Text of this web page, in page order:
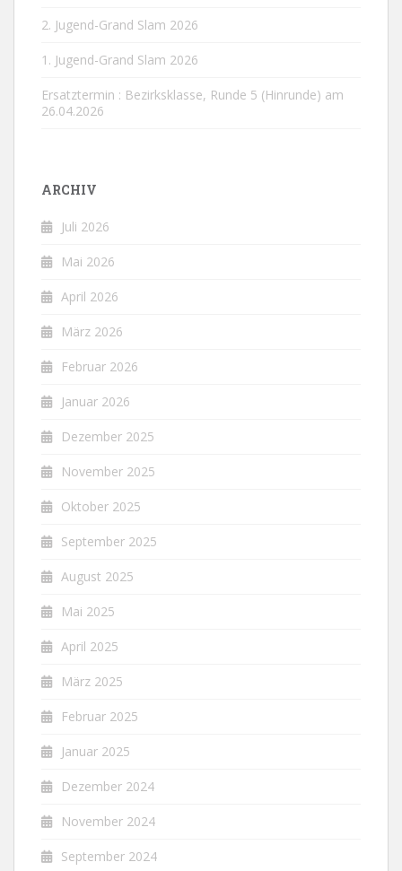
2. Jugend-Grand Slam 2026
1. Jugend-Grand Slam 2026
Ersatztermin : Bezirksklasse, Runde 5 (Hinrunde) am
26.04.2026
ARCHIV
Juli 2026
Mai 2026
April 2026
März 2026
Februar 2026
Januar 2026
Dezember 2025
November 2025
Oktober 2025
September 2025
August 2025
Mai 2025
April 2025
März 2025
Februar 2025
Januar 2025
Dezember 2024
November 2024
September 2024